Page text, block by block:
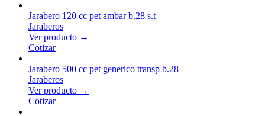
Jarabero 120 cc pet ambar b.28 s.t
Jaraberos
Ver producto →
Cotizar
Jarabero 500 cc pet generico transp b.28
Jaraberos
Ver producto →
Cotizar